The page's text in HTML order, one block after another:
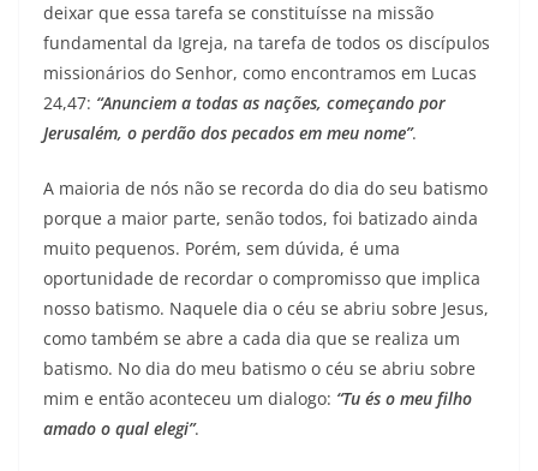
deixar que essa tarefa se constituísse na missão
fundamental da Igreja, na tarefa de todos os discípulos
missionários do Senhor, como encontramos em Lucas
24,47: “Anunciem a todas as nações, começando por
Jerusalém, o perdão dos pecados em meu nome”.
A maioria de nós não se recorda do dia do seu batismo
porque a maior parte, senão todos, foi batizado ainda
muito pequenos. Porém, sem dúvida, é uma
oportunidade de recordar o compromisso que implica
nosso batismo. Naquele dia o céu se abriu sobre Jesus,
como também se abre a cada dia que se realiza um
batismo. No dia do meu batismo o céu se abriu sobre
mim e então aconteceu um dialogo: “Tu és o meu filho
amado o qual elegi”.